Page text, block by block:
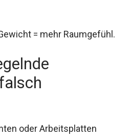
= mehr Raumgefühl.
oder Arbeitsplatten